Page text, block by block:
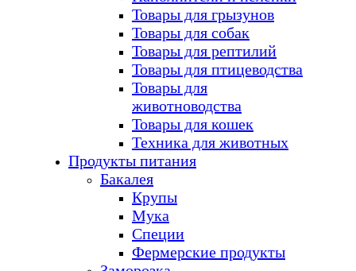
Товары для грызунов
Товары для собак
Товары для рептилий
Товары для птицеводства
Товары для
животноводства
Товары для кошек
Техника для животных
Продукты питания
Бакалея
Крупы
Мука
Специи
Фермерские продукты